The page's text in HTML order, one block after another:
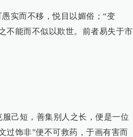
实而不移，悦目以媚俗；“变
不能而不似以欺世。前者易失于市
己短，善集别人之长，便是一位
过饰非”便不可救药，于画有害而